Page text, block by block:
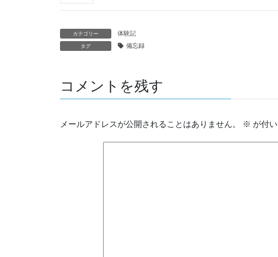
カテゴリー 体験記
タグ 備忘録
コメントを残す
メールアドレスが公開されることはありません。 ※ が付